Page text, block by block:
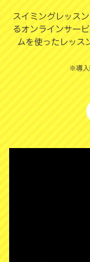
スイミングレッス
るオンラインサー
ムを使ったレッス
※導入